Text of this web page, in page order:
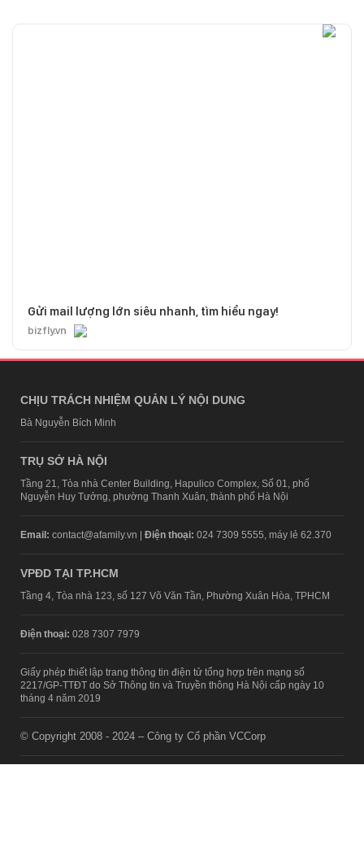
Gửi mail lượng lớn siêu nhanh, tìm hiểu ngay!
bizfly.vn
CHỊU TRÁCH NHIỆM QUẢN LÝ NỘI DUNG
Bà Nguyễn Bích Minh
TRỤ SỞ HÀ NỘI
Tầng 21, Tòa nhà Center Building, Hapulico Complex, Số 01, phố
Nguyễn Huy Tưởng, phường Thanh Xuân, thành phố Hà Nội
Email: contact@afamily.vn | Điện thoại: 024 7309 5555, máy lẻ 62.370
VPĐD TẠI TP.HCM
Tầng 4, Tòa nhà 123, số 127 Võ Văn Tần, Phường Xuân Hòa, TPHCM
Điện thoại: 028 7307 7979
Giấy phép thiết lập trang thông tin điện tử tổng hợp trên mạng số
2217/GP-TTĐT do Sở Thông tin và Truyền thông Hà Nội cấp ngày 10
tháng 4 năm 2019
© Copyright 2008 - 2024 – Công ty Cổ phần VCCorp